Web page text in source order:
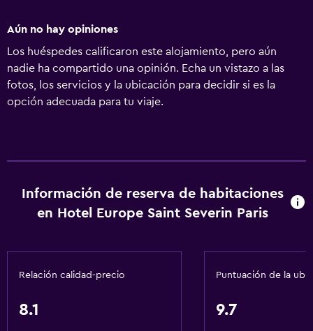
Aún no hay opiniones
Los huéspedes calificaron este alojamiento, pero aún
nadie ha compartido una opinión. Echa un vistazo a las
fotos, los servicios y la ubicación para decidir si es la
opción adecuada para tu viaje.
Información de reserva de habitaciones
en Hotel Europe Saint Severin Paris
Relación calidad-precio
8.1
Puntuación de la
9.7